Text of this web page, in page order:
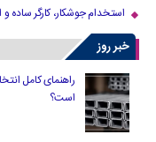
استخدام جوشکار، کارگر ساده و
خبر روز
راهنمای کامل
است؟